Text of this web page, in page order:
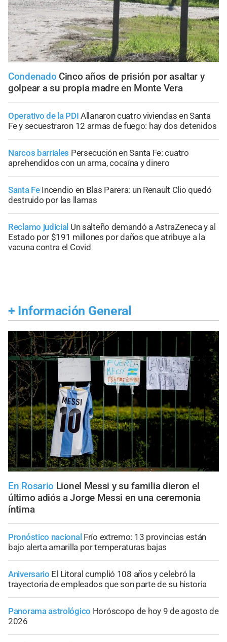
Condenado Cinco años de prisión por asaltar y
golpear a su propia madre en Monte Vera
Operativo de la PDI Allanaron cuatro viviendas en Santa
Fe y secuestraron 12 armas de fuego: hay dos detenidos
Narcos barriales Persecución en Santa Fe: cuatro
aprehendidos con un arma, cocaína y dinero
Santa Fe Incendio en Blas Parera: un Renault Clio quedó
destruido por las llamas
Reclamo judicial Un salteño demandó a AstraZeneca y al
Estado por $191 millones por daños que atribuye a la
vacuna contra el Covid
+ Información General
En Rosario Lionel Messi y su familia dieron el
último adiós a Jorge Messi en una ceremonia
íntima
Pronóstico nacional Frío extremo: 13 provincias están
bajo alerta amarilla por temperaturas bajas
Aniversario El Litoral cumplió 108 años y celebró la
trayectoria de empleados que son parte de su historia
Panorama astrológico Horóscopo de hoy 9 de agosto de
2026